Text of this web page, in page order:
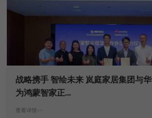
战略携手 智绘未来 岚庭家居集团与华
为鸿蒙智家正...
查看详情>>